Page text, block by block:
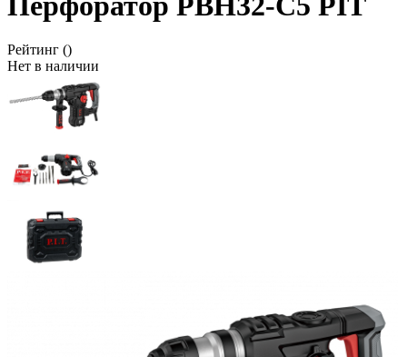
Рейтинг ()
Нет в наличии